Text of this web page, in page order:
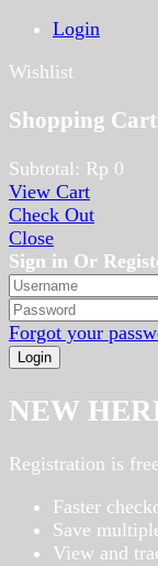
Login
Wishlist
Shopping Cart
Subtotal: Rp 0
View Cart
Check Out
Close
Sign in Or
Forgot your
NEW
Registration is
Faster
Save
View and